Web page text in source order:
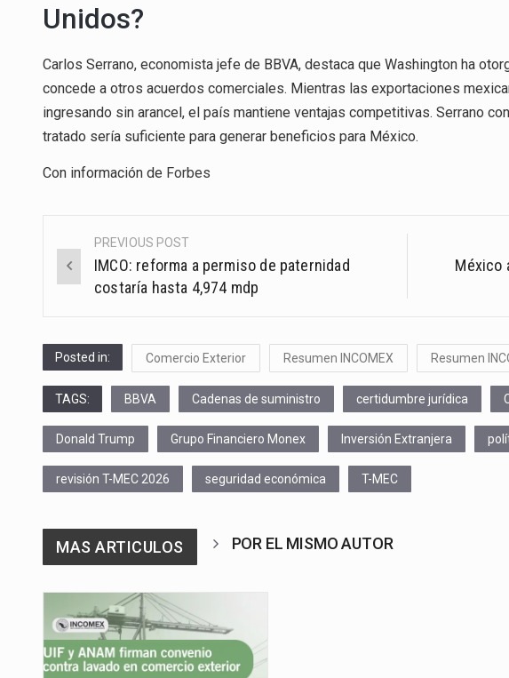
Unidos?
Carlos Serrano, economista jefe de BBVA, destaca que Washington ha
concede a otros acuerdos comerciales. Mientras las exportaciones
ingresando sin arancel, el país mantiene ventajas competitivas. Serrano
tratado sería suficiente para generar beneficios para México.
Con información de Forbes
Post
navigation
PREVIOUS POST
IMCO: reforma a permiso de paternidad
costaría hasta 4,974 mdp
México
Posted in: Comercio Exterior Resumen INCOMEX Resumen
TAGS: BBVA Cadenas de suministro certidumbre jurídica
Donald Trump Grupo Financiero Monex Inversión Extranjera
revisión T-MEC 2026 seguridad económica T-MEC
MAS ARTICULOS POR EL MISMO AUTOR